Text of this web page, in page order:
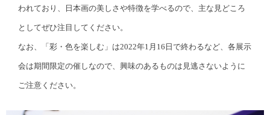
われており、日本画の美しさや特徴を学べるので、主な見どころ
としてぜひ注目してください。
なお、「彩・色を楽しむ」は2022年1月16日で終わるなど、各展示
会は期間限定の催しなので、興味のあるものは見逃さないように
ご注意ください。